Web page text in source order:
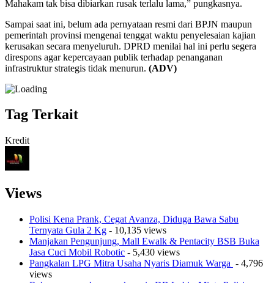
Mahakam tak bisa dibiarkan rusak terlalu lama,” pungkasnya.
Sampai saat ini, belum ada pernyataan resmi dari BPJN maupun
pemerintah provinsi mengenai tenggat waktu penyelesaian kajian
kerusakan secara menyeluruh. DPRD menilai hal ini perlu segera
direspons agar kepercayaan publik terhadap penanganan
infrastruktur strategis tidak menurun. (ADV)
Tag Terkait
Kredit
Views
Polisi Kena Prank, Cegat Avanza, Diduga Bawa Sabu
Ternyata Gula 2 Kg - 10,135 views
Manjakan Pengunjung, Mall Ewalk & Pentacity BSB Buka
Jasa Cuci Mobil Robotic - 5,430 views
Pangkalan LPG Mitra Usaha Nyaris Diamuk Warga - 4,796
views